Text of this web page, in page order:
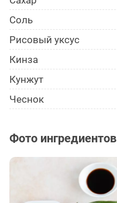
Соль
Рисовый уксус
Кинза
Кунжут
Чеснок
Фото ингредиентов